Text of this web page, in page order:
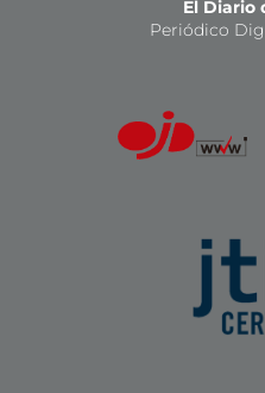
El Diario
Periódico